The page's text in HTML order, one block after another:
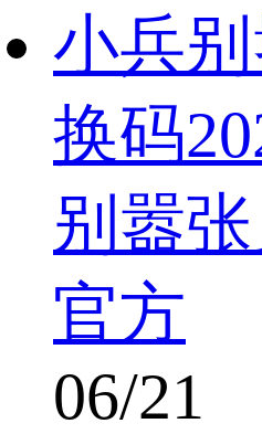
小兵
换码
别嚣
官方
06/21